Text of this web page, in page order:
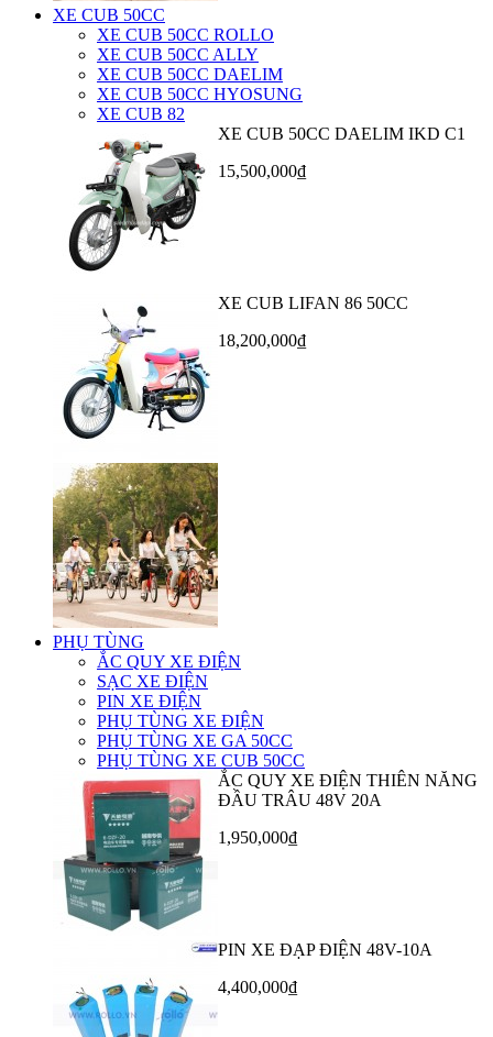
XE CUB 50CC
XE CUB 50CC ROLLO
XE CUB 50CC ALLY
XE CUB 50CC DAELIM
XE CUB 50CC HYOSUNG
XE CUB 82
XE CUB 50CC DAELIM IKD C1
15,500,000₫
XE CUB LIFAN 86 50CC
18,200,000₫
PHỤ TÙNG
ẮC QUY XE ĐIỆN
SẠC XE ĐIỆN
PIN XE ĐIỆN
PHỤ TÙNG XE ĐIỆN
PHỤ TÙNG XE GA 50CC
PHỤ TÙNG XE CUB 50CC
ẮC QUY XE ĐIỆN THIÊN NĂNG
ĐẦU TRÂU 48V 20A
1,950,000₫
PIN XE ĐẠP ĐIỆN 48V-10A
4,400,000₫